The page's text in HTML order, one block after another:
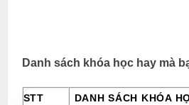
Danh sách khóa học hay mà
STT DANH SÁCH KHÓA